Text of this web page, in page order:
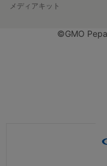
メディアキット
©GMO